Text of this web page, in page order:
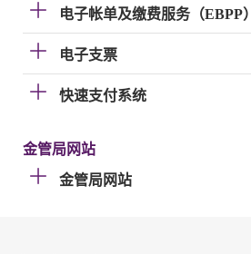
电子帐单及缴费服务（EBPP）
电子支票
快速支付系统
金管局网站
金管局网站